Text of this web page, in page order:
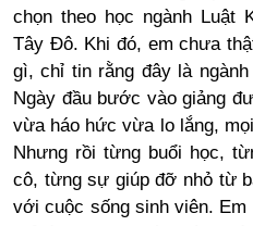
chọn theo học ngành Luật
Tây Đô. Khi đó, em chưa
gì, chỉ tin rằng đây là
Ngày đầu bước vào giảng
vừa háo hức vừa lo lắng,
Nhưng rồi từng buổi học,
cô, từng sự giúp đỡ nhỏ từ
với cuộc sống sinh viên. Em